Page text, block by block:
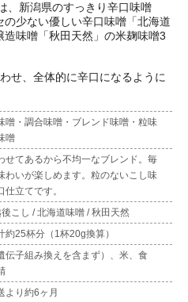
、新潟県のすっきり辛口味噌
の少ない優しい辛口味噌「北海道
味噌「秋田天然」の米麹味噌3
せ、全体的に辛口になるように
噌・調合味噌・ブレンド味噌・粒味
噌
せてあるから不均一なブレンド。毎
わいが楽しめます。粒のないこし味
仕立てです。
こし / 北海道味噌 / 秋田天然
約25杯分（1杯20g換算）
伝子組み換えを含まず）、米、食
より約6ヶ月